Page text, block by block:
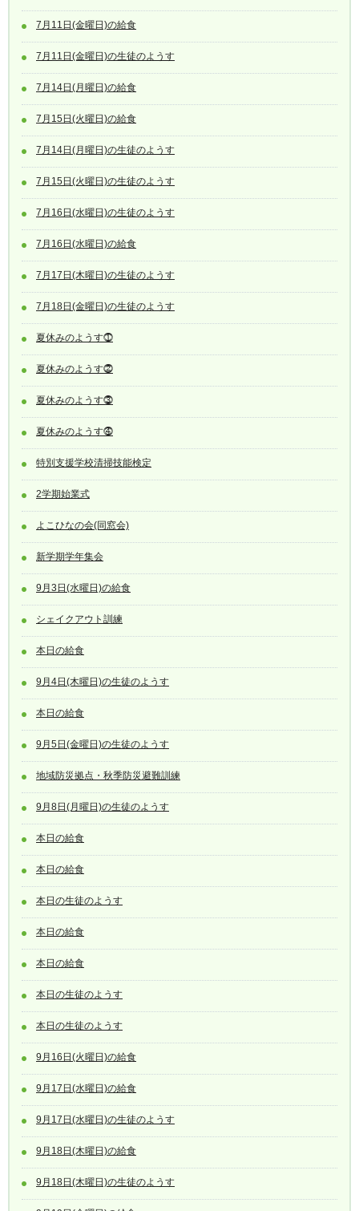
7月11日(金曜日)の給食
7月11日(金曜日)の生徒のようす
7月14日(月曜日)の給食
7月15日(火曜日)の給食
7月14日(月曜日)の生徒のようす
7月15日(火曜日)の生徒のようす
7月16日(水曜日)の生徒のようす
7月16日(水曜日)の給食
7月17日(木曜日)の生徒のようす
7月18日(金曜日)の生徒のようす
夏休みのようす⓵
夏休みのようす⓶
夏休みのようす⓷
夏休みのようす⓸
特別支援学校清掃技能検定
2学期始業式
よこひなの会(同窓会)
新学期学年集会
9月3日(水曜日)の給食
シェイクアウト訓練
本日の給食
9月4日(木曜日)の生徒のようす
本日の給食
9月5日(金曜日)の生徒のようす
地域防災拠点・秋季防災避難訓練
9月8日(月曜日)の生徒のようす
本日の給食
本日の給食
本日の生徒のようす
本日の給食
本日の給食
本日の生徒のようす
本日の生徒のようす
9月16日(火曜日)の給食
9月17日(水曜日)の給食
9月17日(水曜日)の生徒のようす
9月18日(木曜日)の給食
9月18日(木曜日)の生徒のようす